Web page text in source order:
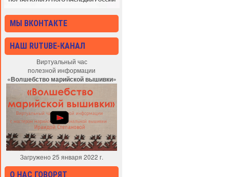
МЫ ВКОНТАКТЕ
НАШ RUTUBE-КАНАЛ
Виртуальный час
полезной информации
«Волшебство марийской вышивки»
Загружено 25 января 2022 г.
О НАС ГОВОРЯТ